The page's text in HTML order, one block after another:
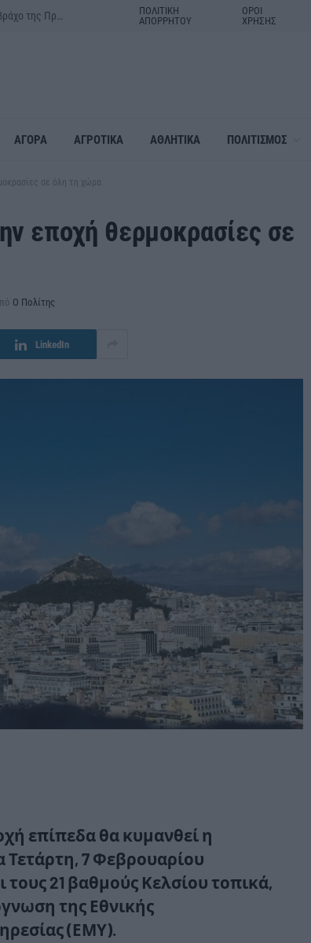
ΠΟΛΙΤΙΚΗ
ΑΠΟΡΡΗΤΟΥ
ΟΡΟΙ
ΧΡΗΣΗΣ
ΑΓΟΡΑ ΑΓΡΟΤΙΚΑ ΑΘΛΗΤΙΚΑ ΠΟΛΙΤΙΣΜΟΣ
σε όλη τη χώρα
εποχή θερμοκρασίες σε
Ο Πολίτης
LinkedIn
επίπεδα θα κυμανθεί η
7 Φεβρουαρίου
21 βαθμούς Κελσίου τοπικά,
της Εθνικής
(ΕΜΥ).